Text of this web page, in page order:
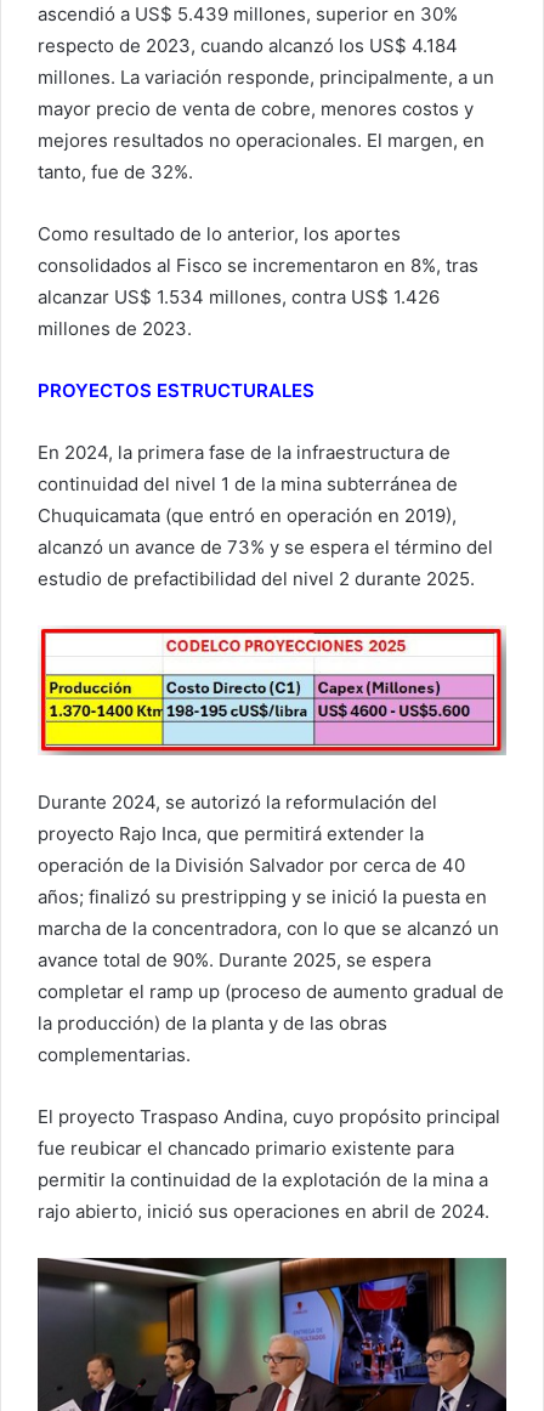
ascendió a US$ 5.439 millones, superior en 30%
respecto de 2023, cuando alcanzó los US$ 4.184
millones. La variación responde, principalmente, a un
mayor precio de venta de cobre, menores costos y
mejores resultados no operacionales. El margen, en
tanto, fue de 32%.
Como resultado de lo anterior, los aportes
consolidados al Fisco se incrementaron en 8%, tras
alcanzar US$ 1.534 millones, contra US$ 1.426
millones de 2023.
PROYECTOS ESTRUCTURALES
En 2024, la primera fase de la infraestructura de
continuidad del nivel 1 de la mina subterránea de
Chuquicamata (que entró en operación en 2019),
alcanzó un avance de 73% y se espera el término del
estudio de prefactibilidad del nivel 2 durante 2025.
Durante 2024, se autorizó la reformulación del
proyecto Rajo Inca, que permitirá extender la
operación de la División Salvador por cerca de 40
años; finalizó su prestripping y se inició la puesta en
marcha de la concentradora, con lo que se alcanzó un
avance total de 90%. Durante 2025, se espera
completar el ramp up (proceso de aumento gradual de
la producción) de la planta y de las obras
complementarias.
El proyecto Traspaso Andina, cuyo propósito principal
fue reubicar el chancado primario existente para
permitir la continuidad de la explotación de la mina a
rajo abierto, inició sus operaciones en abril de 2024.